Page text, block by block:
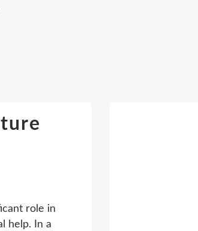
role in
help. In a